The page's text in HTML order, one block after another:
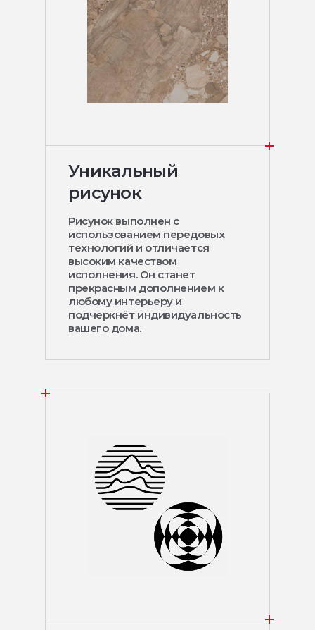
Уникальный
рисунок
Рисунок выполнен с
использованием передовых
технологий и отличается
высоким качеством
исполнения. Он станет
прекрасным дополнением к
любому интерьеру и
подчеркнёт индивидуальность
вашего дома.